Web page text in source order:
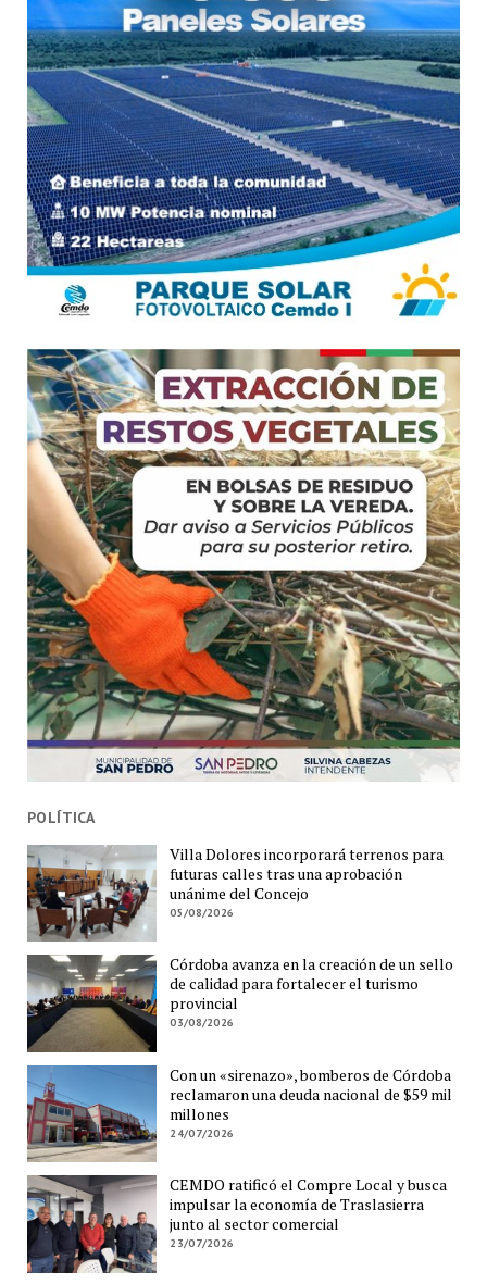
POLÍTICA
Villa Dolores incorporará terrenos para
futuras calles tras una aprobación
unánime del Concejo
05/08/2026
Córdoba avanza en la creación de un sello
de calidad para fortalecer el turismo
provincial
03/08/2026
Con un «sirenazo», bomberos de Córdoba
reclamaron una deuda nacional de $59 mil
millones
24/07/2026
CEMDO ratificó el Compre Local y busca
impulsar la economía de Traslasierra
junto al sector comercial
23/07/2026